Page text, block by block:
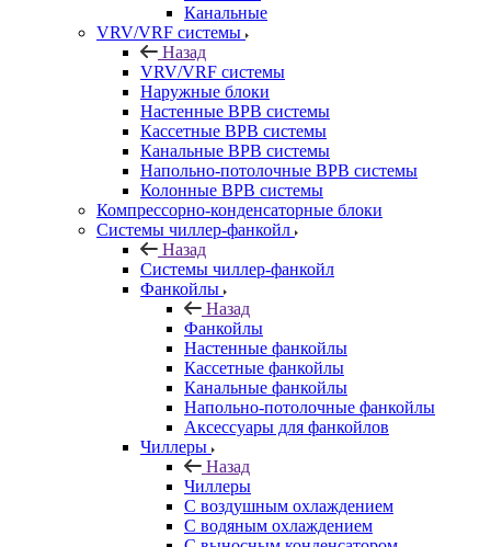
Канальные
VRV/VRF системы
Назад
VRV/VRF системы
Наружные блоки
Настенные ВРВ системы
Кассетные ВРВ системы
Канальные ВРВ системы
Напольно-потолочные ВРВ системы
Колонные ВРВ системы
Компрессорно-конденсаторные блоки
Системы чиллер-фанкойл
Назад
Системы чиллер-фанкойл
Фанкойлы
Назад
Фанкойлы
Настенные фанкойлы
Кассетные фанкойлы
Канальные фанкойлы
Напольно-потолочные фанкойлы
Аксессуары для фанкойлов
Чиллеры
Назад
Чиллеры
С воздушным охлаждением
С водяным охлаждением